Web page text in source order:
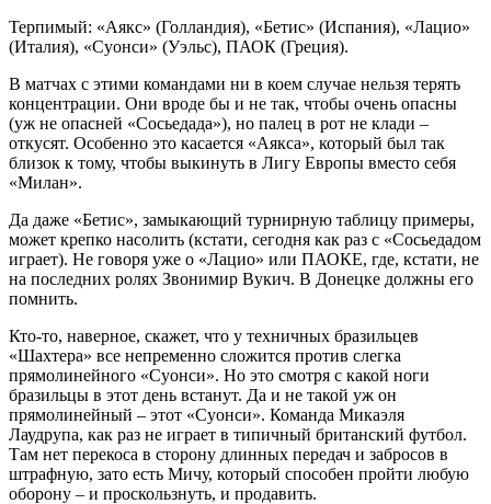
Терпимый: «Аякс» (Голландия), «Бетис» (Испания), «Лацио»
(Италия), «Суонси» (Уэльс), ПАОК (Греция).
В матчах с этими командами ни в коем случае нельзя терять
концентрации. Они вроде бы и не так, чтобы очень опасны
(уж не опасней «Сосьедада»), но палец в рот не клади –
откусят. Особенно это касается «Аякса», который был так
близок к тому, чтобы выкинуть в Лигу Европы вместо себя
«Милан».
Да даже «Бетис», замыкающий турнирную таблицу примеры,
может крепко насолить (кстати, сегодня как раз с «Сосьедадом
играет). Не говоря уже о «Лацио» или ПАОКЕ, где, кстати, не
на последних ролях Звонимир Вукич. В Донецке должны его
помнить.
Кто-то, наверное, скажет, что у техничных бразильцев
«Шахтера» все непременно сложится против слегка
прямолинейного «Суонси». Но это смотря с какой ноги
бразильцы в этот день встанут. Да и не такой уж он
прямолинейный – этот «Суонси». Команда Микаэля
Лаудрупа, как раз не играет в типичный британский футбол.
Там нет перекоса в сторону длинных передач и забросов в
штрафную, зато есть Мичу, который способен пройти любую
оборону – и проскользнуть, и продавить.